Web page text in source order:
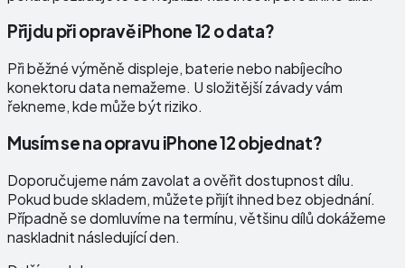
Přijdu při opravě iPhone 12 o data?
Při běžné výměně displeje, baterie nebo nabíjecího
konektoru data nemažeme. U složitější závady vám
řekneme, kde může být riziko.
Musím se na opravu iPhone 12 objednat?
Doporučujeme nám zavolat a ověřit dostupnost dílu.
Pokud bude skladem, můžete přijít ihned bez objednání.
Případně se domluvíme na termínu, většinu dílů dokážeme
naskladnit následující den.